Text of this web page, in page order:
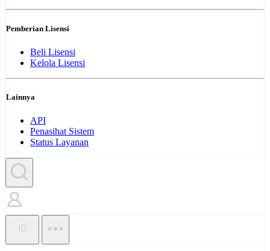
Pemberian Lisensi
Beli Lisensi
Kelola Lisensi
Lainnya
API
Penasihat Sistem
Status Layanan
ID